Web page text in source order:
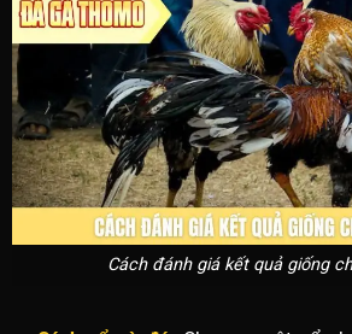
Cách đánh giá kết quả giống